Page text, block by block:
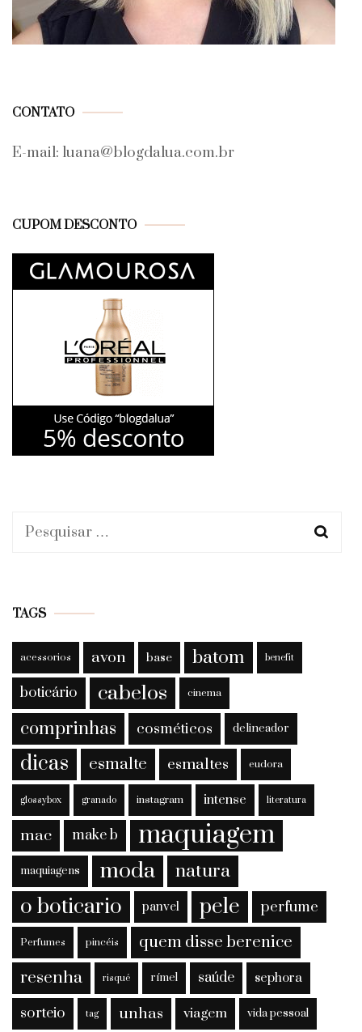
CONTATO
E-mail: luana@blogdalua.com.br
CUPOM DESCONTO
Pesquisar
TAGS
acessorios avon base batom benefit
boticário cabelos cinema
comprinhas cosméticos delineador
dicas esmalte esmaltes eudora
glossybox granado instagram intense literatura
mac make b maquiagem
maquiagens moda natura
o boticario panvel pele perfume
Perfumes pincéis quem disse berenice
resenha risqué rímel saúde sephora
sorteio tag unhas viagem vida pessoal